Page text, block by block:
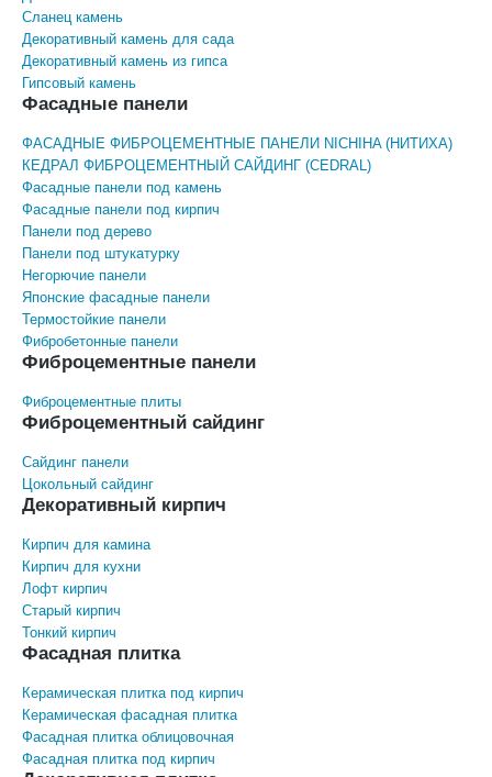
Сланец камень
Декоративный камень для сада
Декоративный камень из гипса
Гипсовый камень
Фасадные панели
ФАСАДНЫЕ ФИБРОЦЕМЕНТНЫЕ ПАНЕЛИ NICHIHA (НИТИХА)
КЕДРАЛ ФИБРОЦЕМЕНТНЫЙ САЙДИНГ (CEDRAL)
Фасадные панели под камень
Фасадные панели под кирпич
Панели под дерево
Панели под штукатурку
Негорючие панели
Японские фасадные панели
Термостойкие панели
Фибробетонные панели
Фиброцементные панели
Фиброцементные плиты
Фиброцементный сайдинг
Сайдинг панели
Цокольный сайдинг
Декоративный кирпич
Кирпич для камина
Кирпич для кухни
Лофт кирпич
Старый кирпич
Тонкий кирпич
Фасадная плитка
Керамическая плитка под кирпич
Керамическая фасадная плитка
Фасадная плитка облицовочная
Фасадная плитка под кирпич